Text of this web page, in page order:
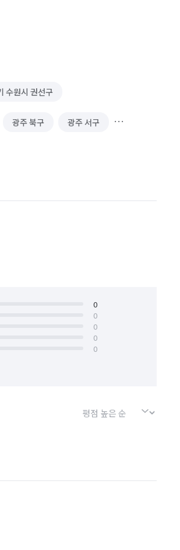
수원시 권선구
광주 북구 광주 서구
0
0
0
0
0